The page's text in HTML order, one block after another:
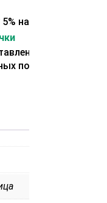
на второй заказ
отсрочки
покупателей.